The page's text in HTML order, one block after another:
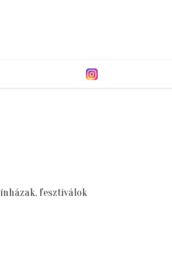
fesztiválok